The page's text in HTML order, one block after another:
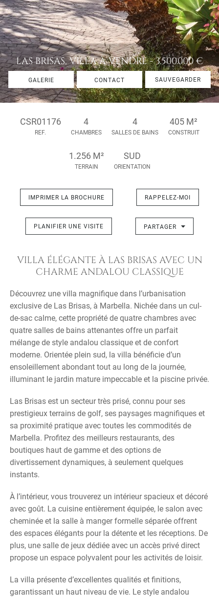
LAS BRISAS, VILLA À VENDRE - 3.500.000 €
GALERIE CONTACT SAUVEGARDER
CSR01176
REF.
4
CHAMBRES
4
SALLES DE BAINS
405 M²
CONSTRUIT
1.256 M²
TERRAIN
SUD
ORIENTATION
IMPRIMER LA BROCHURE RAPPELEZ-MOI
PLANIFIER UNE VISITE PARTAGER
VILLA ÉLÉGANTE À LAS BRISAS AVEC UN
CHARME ANDALOU CLASSIQUE
Découvrez une villa magnifique dans l’urbanisation
exclusive de Las Brisas, à Marbella. Nichée dans un cul-
de-sac calme, cette propriété de quatre chambres avec
quatre salles de bains attenantes offre un parfait
mélange de style andalou classique et de confort
moderne. Orientée plein sud, la villa bénéficie d’un
ensoleillement abondant tout au long de la journée,
illuminant le jardin mature impeccable et la piscine privée.
Las Brisas est un secteur très prisé, connu pour ses
prestigieux terrains de golf, ses paysages magnifiques et
sa proximité pratique avec toutes les commodités de
Marbella. Profitez des meilleurs restaurants, des
boutiques haut de gamme et des options de
divertissement dynamiques, à seulement quelques
instants.
À l’intérieur, vous trouverez un intérieur spacieux et décoré
avec goût. La cuisine entièrement équipée, le salon avec
cheminée et la salle à manger formelle séparée offrent
des espaces élégants pour la détente et les réceptions. De
plus, une salle de jeux dédiée avec un accès privé direct
propose un espace polyvalent pour les activités de loisir.
La villa présente d’excellentes qualités et finitions,
garantissant un haut niveau de vie. Le style andalou